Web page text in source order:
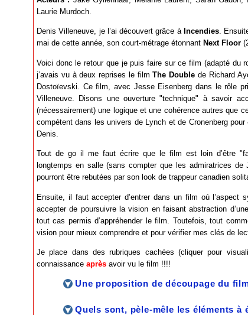
Laurie Murdoch.
Denis Villeneuve, je l’ai découvert grâce à Incendies.
mai de cette année, son court-métrage étonnant Next Floor
Voici donc le retour que je puis faire sur ce film (adapté du
j’avais vu à deux reprises le filmThe Double de Richard
Dostoïevski. Ce film, avec Jesse Eisenberg dans le rôle
Villeneuve. Disons une ouverture "technique" à savoir
(nécessairement) une logique et une cohérence autres que
compétent dans les univers de Lynch et de Cronenberg
Denis.
Tout de go il me faut écrire que le film est loin d’être
longtemps en salle (sans compter que les admiratrices
pourront être rebutées par son look de trappeur canadien
Ensuite, il faut accepter d’entrer dans un film où l’aspect
accepter de poursuivre la vision en faisant abstraction
tout cas permis d’appréhender le film. Toutefois, tout
vision pour mieux comprendre et pour vérifier mes clés de
Je place dans des rubriques cachées (cliquer pour
connaissance après avoir vu le film !!!!
Une proposition de découpage du
Quels sont, pèle-mêle les éléments à